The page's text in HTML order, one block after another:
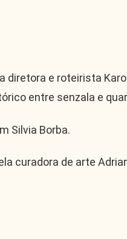
diretora e roteirista
entre senzala e
Silvia Borba.
curadora de arte